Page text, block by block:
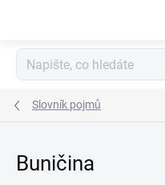
Slovník pojmů
Buničina